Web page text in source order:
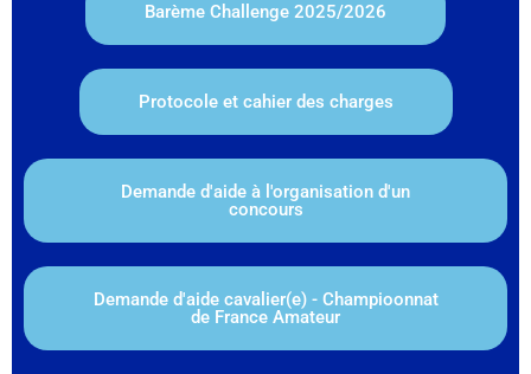
Barème Challenge 2025/2026
Protocole et cahier des charges
Demande d'aide à l'organisation d'un
concours
Demande d'aide cavalier(e) - Champioonnat
de France Amateur